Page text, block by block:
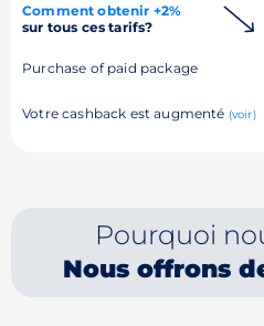
Comment obtenir +2%
sur tous ces tarifs?
Purchase of paid package
Votre cashback est augmenté (voir)
Pourquoi
Nous offrons